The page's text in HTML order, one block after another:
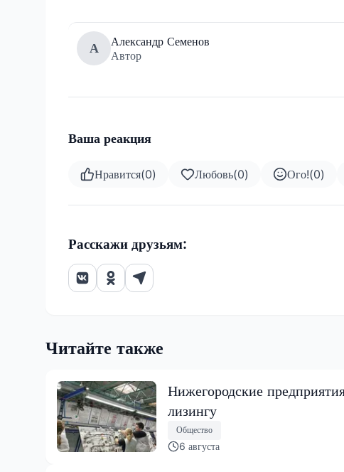
А
Александр Семенов
Автор
Ваша реакция
Нравится(0) Любовь(0) Ого!(0)
Расскажи друзьям:
Читайте также
Нижегородские
лизингу
Общество
6 августа